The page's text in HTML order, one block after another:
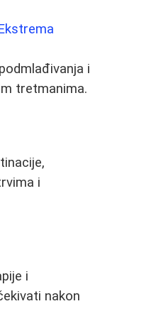
i
tretmanima.
i
i
nakon